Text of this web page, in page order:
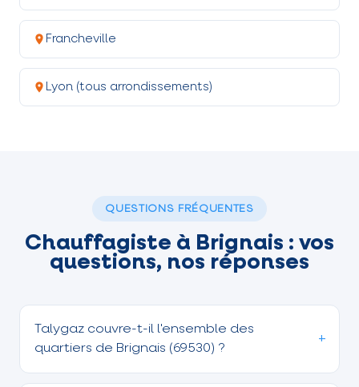
Francheville
Lyon (tous arrondissements)
QUESTIONS FRÉQUENTES
Chauffagiste à Brignais : vos
questions, nos réponses
Talygaz couvre-t-il l'ensemble des
quartiers de Brignais (69530) ?
Oui, sans restriction de secteur. Que vous